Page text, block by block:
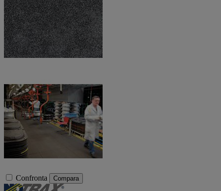
Confronta Compara